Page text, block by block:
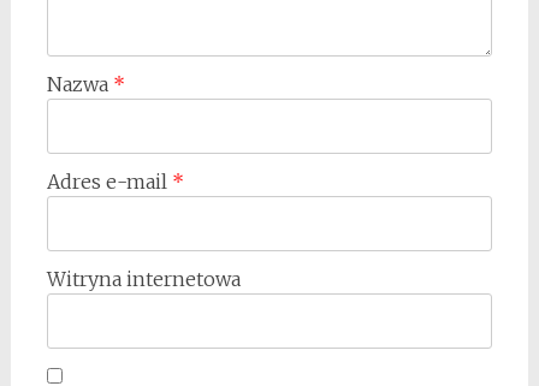
Nazwa *
Adres e-mail *
Witryna internetowa